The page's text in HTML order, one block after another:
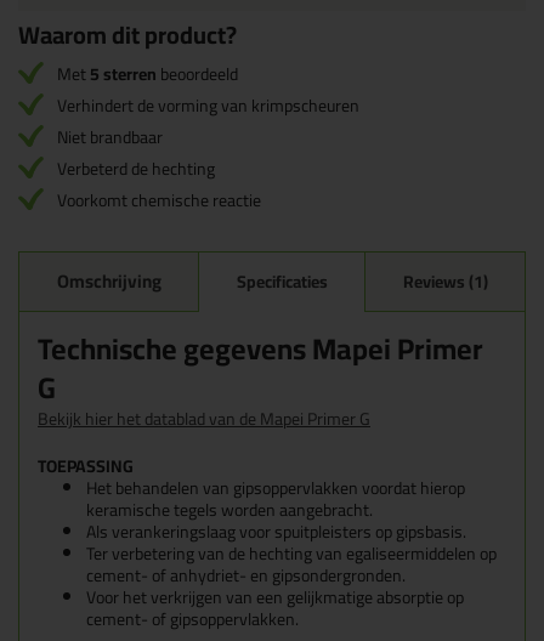
Waarom dit product?
Met5 sterrenbeoordeeld
Verhindert de vorming van krimpscheuren
Niet brandbaar
Verbeterd de hechting
Voorkomt chemische reactie
Omschrijving Specificaties Reviews (1)
Technische gegevens Mapei Primer
G
Bekijk hier het datablad van de Mapei Primer G
TOEPASSING
Het behandelen van gipsoppervlakken voordat hierop
keramische tegels worden aangebracht.
Als verankeringslaag voor spuitpleisters op gipsbasis.
Ter verbetering van de hechting van egaliseermiddelen op
cement- of anhydriet- en gipsondergronden.
Voor het verkrijgen van een gelijkmatige absorptie op
cement- of gipsoppervlakken.